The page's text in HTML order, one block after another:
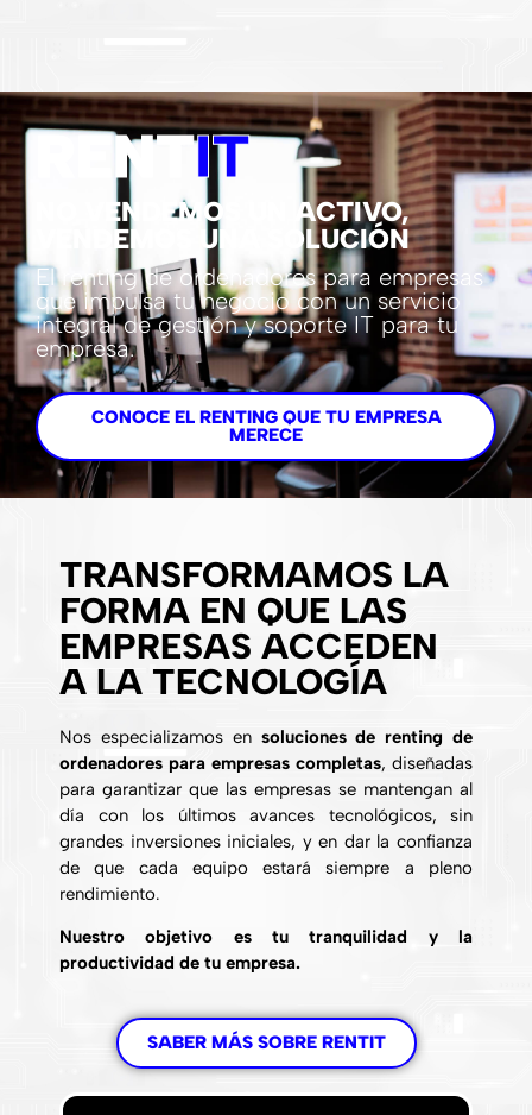
RENTIT
NO VENDEMOS UN ACTIVO,
VENDEMOS UNA SOLUCIÓN
El renting de ordenadores para empresas
que impulsa tu negocio con un servicio
integral de gestión y soporte IT para tu
empresa.
CONOCE EL RENTING QUE TU EMPRESA
MERECE
TRANSFORMAMOS LA
FORMA EN QUE LAS
EMPRESAS ACCEDEN
A LA TECNOLOGÍA
Nos especializamos en soluciones de renting de
ordenadores para empresas completas, diseñadas
para garantizar que las empresas se mantengan al
día con los últimos avances tecnológicos, sin
grandes inversiones iniciales, y en dar la confianza
de que cada equipo estará siempre a pleno
rendimiento.
Nuestro objetivo es tu tranquilidad y la
productividad de tu empresa.
SABER MÁS SOBRE RENTIT